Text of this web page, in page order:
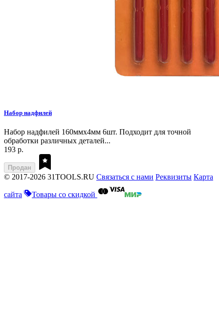
Набор надфилей
Набор надфилей 160ммх4мм 6шт. Подходит для точной
обработки различных деталей...
193 р.
Продан
© 2017-2026 31TOOLS.RU Связаться с нами Реквизиты Карта
сайта Товары со скидкой